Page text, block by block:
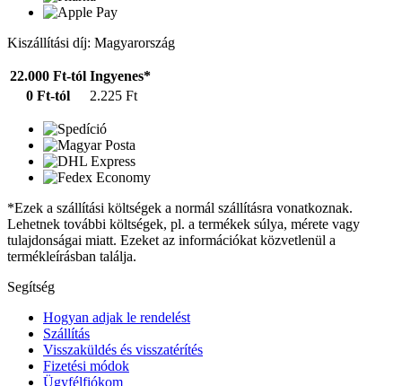
Kiszállítási díj: Magyarország
22.000 Ft-tól Ingyenes*
0 Ft-tól
2.225 Ft
*Ezek a szállítási költségek a normál szállításra vonatkoznak.
Lehetnek további költségek, pl. a termékek súlya, mérete vagy
tulajdonságai miatt. Ezeket az információkat közvetlenül a
termékleírásban találja.
Segítség
Hogyan adjak le rendelést
Szállítás
Visszaküldés és visszatérítés
Fizetési módok
Ügyfélfiókom